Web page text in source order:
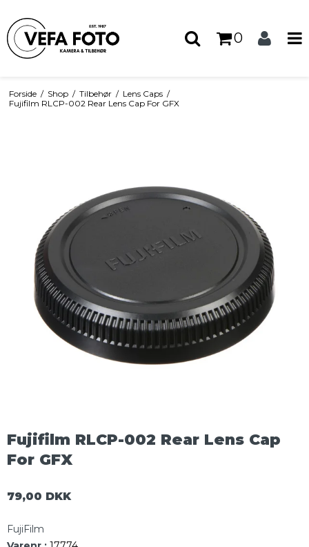
0
Forside / Shop / Tilbehør / Lens Caps /
Fujifilm RLCP-002 Rear Lens Cap For GFX
Fujifilm RLCP-002 Rear Lens Cap
For GFX
79,00 DKK
FujiFilm